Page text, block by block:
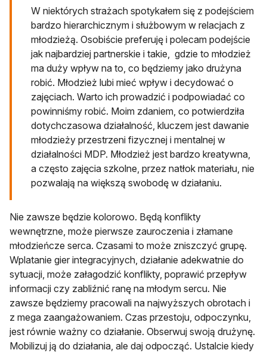
W niektórych strażach spotykałem się z podejściem
bardzo hierarchicznym i służbowym w relacjach z
młodzieżą. Osobiście preferuję i polecam podejście
jak najbardziej partnerskie i takie, gdzie to młodzież
ma duży wpływ na to, co będziemy jako drużyna
robić. Młodzież lubi mieć wpływ i decydować o
zajęciach. Warto ich prowadzić i podpowiadać co
powinniśmy robić. Moim zdaniem, co potwierdziła
dotychczasowa działalność, kluczem jest dawanie
młodzieży przestrzeni fizycznej i mentalnej w
działalności MDP. Młodzież jest bardzo kreatywna,
a często zajęcia szkolne, przez natłok materiału, nie
pozwalają na większą swobodę w działaniu.
Nie zawsze będzie kolorowo. Będą konflikty
wewnętrzne, może pierwsze zauroczenia i złamane
młodzieńcze serca. Czasami to może zniszczyć grupę.
Wplatanie gier integracyjnych, działanie adekwatnie do
sytuacji, może załagodzić konflikty, poprawić przepływ
informacji czy zabliźnić ranę na młodym sercu. Nie
zawsze będziemy pracowali na najwyższych obrotach i
z mega zaangażowaniem. Czas przestoju, odpoczynku,
jest równie ważny co działanie. Obserwuj swoją drużynę.
Mobilizuj ją do działania, ale daj odpocząć. Ustalcie kiedy